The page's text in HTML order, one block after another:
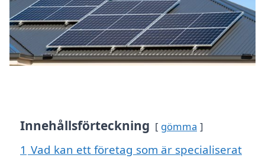
Innehållsförteckning gömma
1 Vad kan ett företag som är specialiserat